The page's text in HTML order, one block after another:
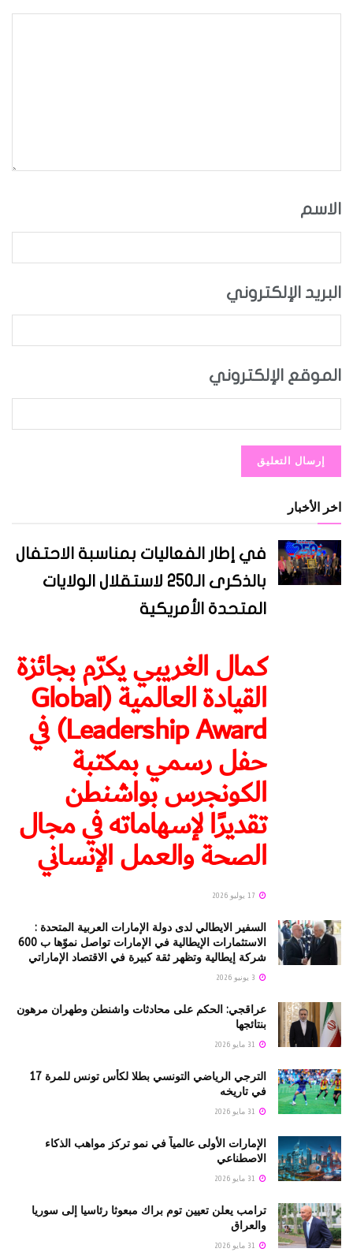
الإلكتروني
الإلكتروني
في إطار الفعاليات بمناسبة الاحتفال
بالذكرى الـ250 لاستقلال الولايات
المتحدة الأمريكية
كمال الغريبي يكرّم بجائزة
القيادة العالمية (Global
Leadership Award) في
حفل رسمي بمكتبة
الكونجرس بواشنطن
تقديرًا لإسهاماته في مجال
الصحة والعمل الإنساني
السفير الايطالي لدى دولة الإمارات العربية المتحدة :
الاستثمارات الإيطالية في الإمارات تواصل نموّها ب 600
شركة إيطالية وتظهر ثقة كبيرة في الاقتصاد الإماراتي
عراقجي: الحكم على محادثات واشنطن وطهران مرهون
بنتائجها
31 مايو 2026
الترجي الرياضي التونسي بطلا لكأس تونس للمرة 17
في تاريخه
31 مايو 2026
الإمارات الأولى عالمياً في نمو تركز مواهب الذكاء
الاصطناعي
31 مايو 2026
ترامب يعلن تعيين توم براك مبعوثا رئاسيا إلى سوريا
والعراق
31 مايو 2026